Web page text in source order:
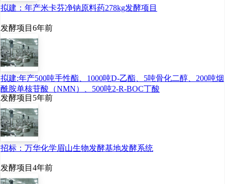
拟建：年产米卡芬净钠原料药278kg发酵项目
发酵项目 6年前
拟建:年产500吨手性酯、1000吨D-乙酯、5吨骨化二醇、200吨烟
酰胺单核苷酸（NMN）、500吨2-R-BOC丁酸
发酵项目 5年前
招标：万华化学眉山生物发酵基地发酵系统
发酵项目 4年前